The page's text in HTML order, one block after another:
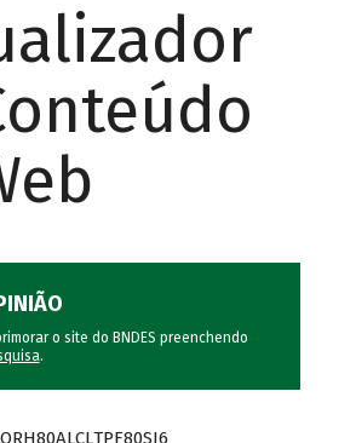
o site do BNDES preenchendo
.